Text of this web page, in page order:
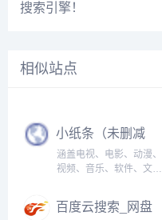
搜索引擎！
相似站点
小纸条（未删减
版的影视资源大
全）
涵盖电视、电影、动漫、
视频、音乐、软件、文档
百度云搜索_网盘